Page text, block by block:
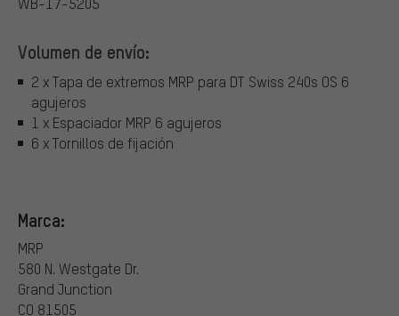
Volumen de envío:
2 x Tapa de extremos MRP para DT Swiss 240s OS 6
agujeros
1 x Espaciador MRP 6 agujeros
6 x Tornillos de fijación
Marca:
MRP
580 N. Westgate Dr.
Grand Junction
CO 81505